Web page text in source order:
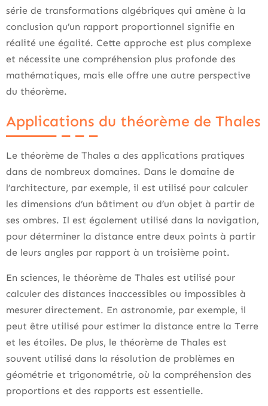
série de transformations algébriques qui amène à la
conclusion qu’un rapport proportionnel signifie en
réalité une égalité. Cette approche est plus complexe
et nécessite une compréhension plus profonde des
mathématiques, mais elle offre une autre perspective
du théorème.
Applications du théorème de Thales
Le théorème de Thales a des applications pratiques
dans de nombreux domaines. Dans le domaine de
l’architecture, par exemple, il est utilisé pour calculer
les dimensions d’un bâtiment ou d’un objet à partir de
ses ombres. Il est également utilisé dans la navigation,
pour déterminer la distance entre deux points à partir
de leurs angles par rapport à un troisième point.
En sciences, le théorème de Thales est utilisé pour
calculer des distances inaccessibles ou impossibles à
mesurer directement. En astronomie, par exemple, il
peut être utilisé pour estimer la distance entre la Terre
et les étoiles. De plus, le théorème de Thales est
souvent utilisé dans la résolution de problèmes en
géométrie et trigonométrie, où la compréhension des
proportions et des rapports est essentielle.